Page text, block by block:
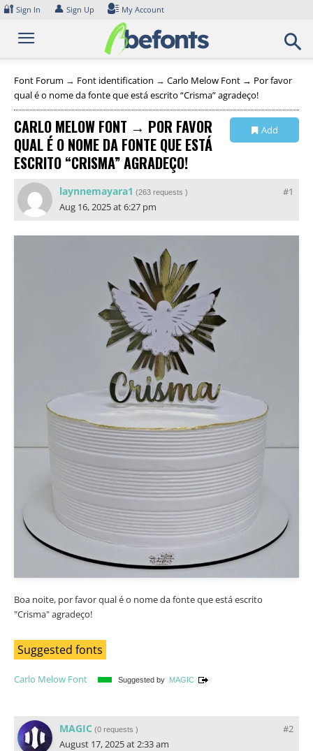
Skip
content
🔐 Sign In 👤 Sign Up My Account
Font Forum → Font identification → Carlo Melow Font → Por favor
qual é o nome da fonte que está escrito “Crisma” agradeço!
CARLO MELOW FONT → POR FAVOR
QUAL É O NOME DA FONTE QUE ESTÁ
ESCRITO “CRISMA” AGRADEÇO!
Add
#1
laynnemayara1 (263 requests )
Aug 16, 2025 at 6:27 pm
Boa noite, por favor qual é o nome da fonte que está escrito
"Crisma" agradeço!
Suggested fonts
Carlo Melow Font Suggested by MAGIC
#2
MAGIC (0 requests )
August 17, 2025 at 2:33 am